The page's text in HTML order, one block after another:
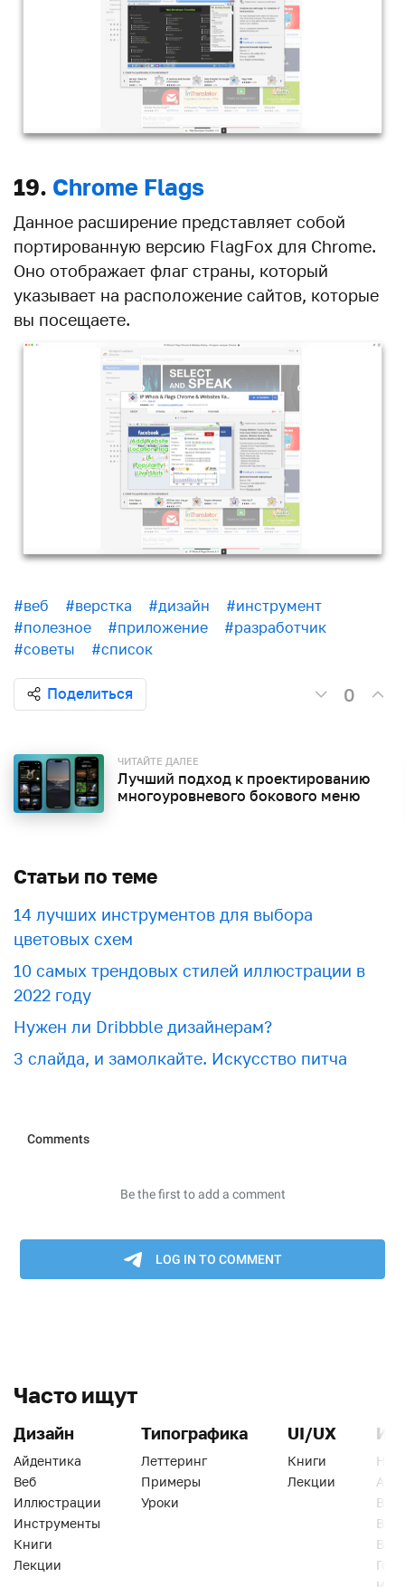
19. Chrome Flags
Данное расширение представляет собой
портированную версию FlagFox для Chrome.
Оно отображает флаг страны, который
указывает на расположение сайтов, которые
вы посещаете.
#веб #верстка #дизайн
#инструмент
#полезное
#приложение
#разработчик
#советы
#список
Поделиться 0
ЧИТАЙТЕ ДАЛЕЕ
Лучший подход к проектированию
многоуровневого бокового меню
Статьи по теме
​​14 лучших инструментов для выбора
цветовых схем
10 самых трендовых стилей иллюстрации в
2022 году
Нужен ли Dribbble дизайнерам?
3 слайда, и замолкайте. Искусство питча
Часто ищут
Дизайн
Айдентика
Веб
Иллюстрации
Инструменты
Книги
Лекции
Типографика
Леттеринг
Примеры
Уроки
UI/UX
Книги
Лекции
Веб